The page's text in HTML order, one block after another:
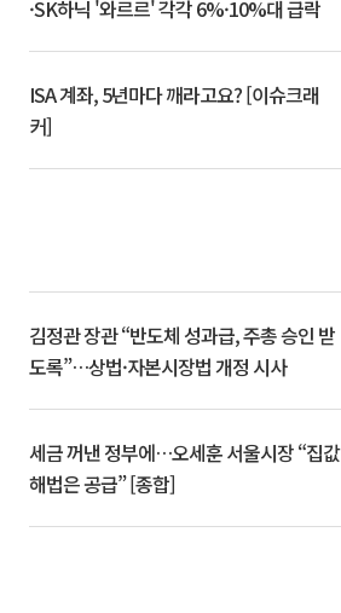
·SK하닉 '와르르' 각각 6%·10%대 급락
ISA 계좌, 5년마다 깨라고요? [이슈크래
커]
김정관 장관 “반도체 성과급, 주총 승인 받
도록”…상법·자본시장법 개정 시사
세금 꺼낸 정부에…오세훈 서울시장 “집값
해법은 공급” [종합]